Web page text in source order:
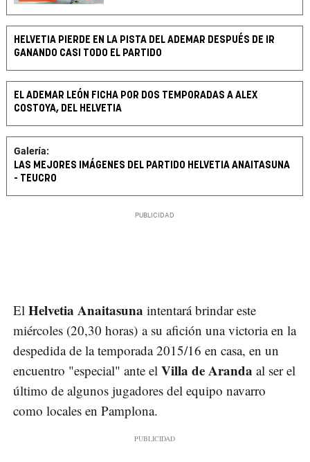
HELVETIA PIERDE EN LA PISTA DEL ADEMAR DESPUÉS DE IR
GANANDO CASI TODO EL PARTIDO
EL ADEMAR LEÓN FICHA POR DOS TEMPORADAS A ALEX
COSTOYA, DEL HELVETIA
Galería:
LAS MEJORES IMÁGENES DEL PARTIDO HELVETIA ANAITASUNA
- TEUCRO
El Helvetia Anaitasuna intentará brindar este
miércoles (20,30 horas) a su afición una victoria en la
despedida de la temporada 2015/16 en casa, en un
encuentro "especial" ante el Villa de Aranda al ser el
último de algunos jugadores del equipo navarro
como locales en Pamplona.